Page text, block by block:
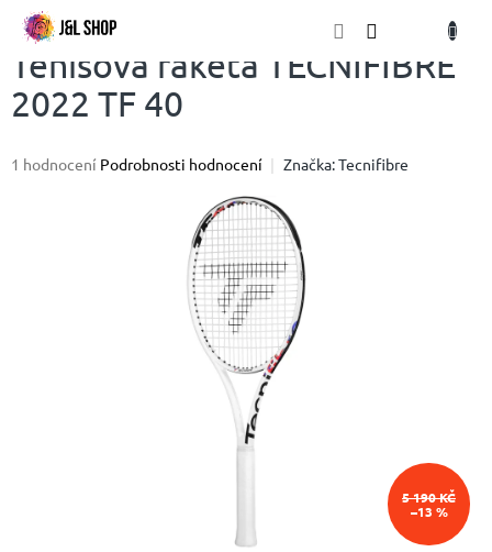
Přejít
obsahTenisová raketa TECNIFIBRE
2022 TF 40
Průměrné
1 hodnocení Podrobnosti hodnocení Značka:Tecnifibre
5 190 KČ
–13 %